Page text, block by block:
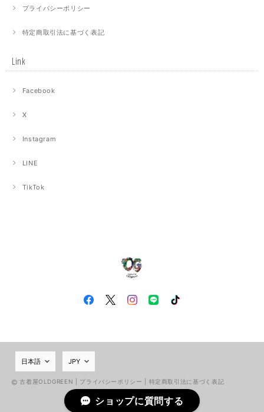
プライバシーポリシー
特定商取引法に基づく表記
Link
Facebook
X
Instagram
LINE
TikTok
古着屋OLDGREEN | プライバシーポリシー 特定商取引法に基づく表記
ショップに質問する